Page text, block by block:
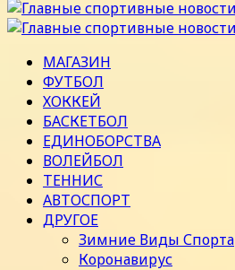
МАГАЗИН
ФУТБОЛ
ХОККЕЙ
БАСКЕТБОЛ
ЕДИНОБОРСТВА
ВОЛЕЙБОЛ
ТЕННИС
АВТОСПОРТ
ДРУГОЕ
Зимние Виды Спорта
Коронавирус